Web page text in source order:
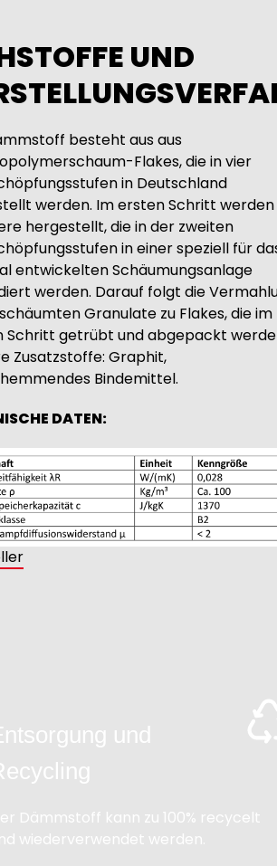
UND
besteht aus aus
Flakes, die in vier
in Deutschland
werden. Im ersten Schritt werden
hergestellt, die in der zweiten
in einer speziell für
entwickelten Schäumungsanlage
werden. Darauf folgt die
Granulate zu Flakes, die im
Schritt getrübt und abgepackt
Zusatzstoffe: Graphit,
Bindemittel.
DATEN:
und
Dämmstoff kann zu 100% recycelt
wiederverwendet werden.